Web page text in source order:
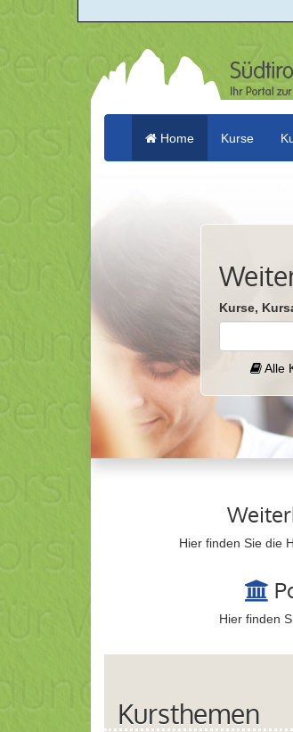
Home Kurse
Kurse,
Alle
Hier finden Sie die
Hier finden
Kursthemen